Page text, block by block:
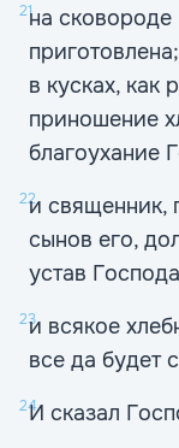
21на
в кусках, как
приношение
благоухание
22и священник,
сынов его,
устав
23и всякое
все да будет
24И сказал